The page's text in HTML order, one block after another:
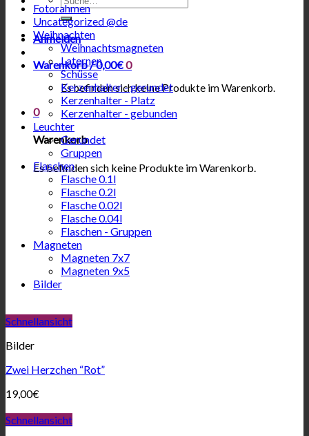
nach:
Anmelden
Warenkorb /0,00€0
Es befinden sich keine Produkte im Warenkorb.
0
Warenkorb
Es befinden sich keine Produkte im Warenkorb.
Fotorahmen
Uncategorized @de
Weihnachten
Weihnachtsmagneten
Laternen
Schüsse
Kerzenhalter - gerundet
Kerzenhalter - Platz
Kerzenhalter - gebunden
Leuchter
Gerundet
Gruppen
Flaschen
Flasche 0.1l
Flasche 0.2l
Flasche 0.02l
Flasche 0.04l
Flaschen - Gruppen
Magneten
Magneten 7x7
Magneten 9x5
Bilder
Schnellansicht
Bilder
Zwei Herzchen “Rot”
19,00€
Schnellansicht